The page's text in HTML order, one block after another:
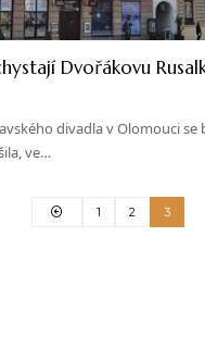
Dvořákovu
divadla v Olomouci se
ve…
1 2 3